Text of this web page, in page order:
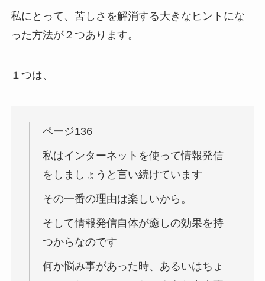
私にとって、苦しさを解消する大きなヒントにな
った方法が２つあります。
１つは、
ページ136
私はインターネットを使って情報発信
をしましょうと言い続けています
その一番の理由は楽しいから。
そして情報発信自体が癒しの効果を持
つからなのです
何か悩み事があった時、あるいはちょ